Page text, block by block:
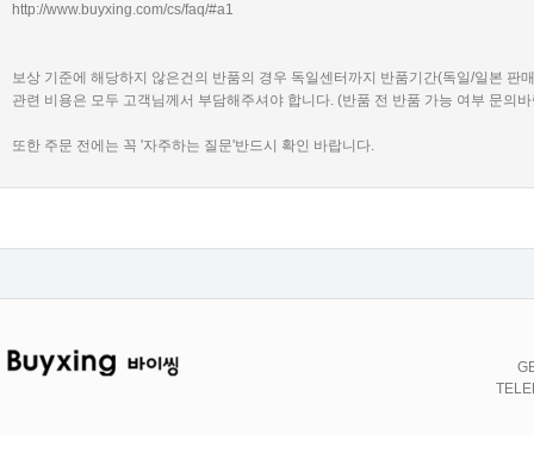
http://www.buyxing.com/cs/faq/#a1
보상 기준에 해당하지 않은건의 반품의 경우 독일센터까지 반품기간(독일/일본 판
관련 비용은 모두 고객님께서 부담해주셔야 합니다. (반품 전 반품 가능 여부 문의
또한 주문 전에는 꼭 '자주하는 질문'반드시 확인 바랍니다.